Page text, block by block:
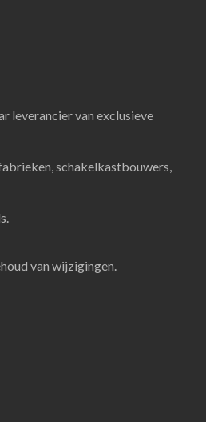
leverancier van exclusieve
schakelkastbouwers,
van wijzigingen.